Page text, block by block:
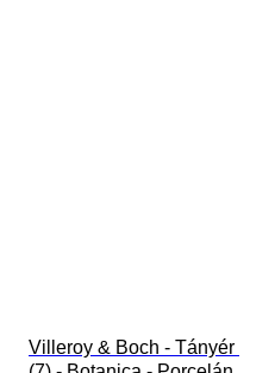
Villeroy & Boch - Tányér